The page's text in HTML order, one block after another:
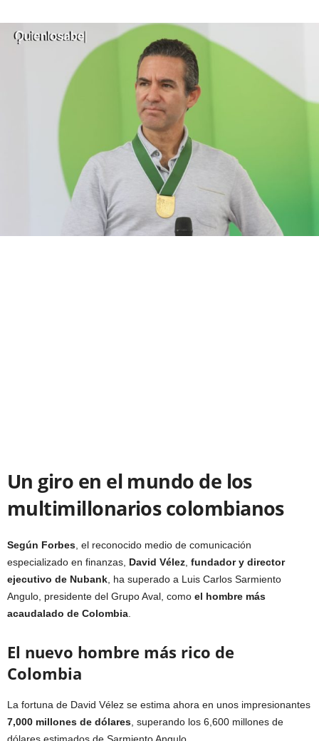
Un giro en el mundo de los
multimillonarios colombianos
Según Forbes , el reconocido medio de comunicación
especializado en finanzas, David Vélez fundador y director
ejecutivo de Nubank , ha superado a Luis Carlos Sarmiento
Angulo, presidente del Grupo Aval, como el hombre más
acaudalado de Colombia
El nuevo hombre más rico de
Colombia
La fortuna de David Vélez se estima ahora en unos impresionantes
7,000 millones de dólares , superando los 6,600 millones de
dólares estimados de Sarmiento Angulo.